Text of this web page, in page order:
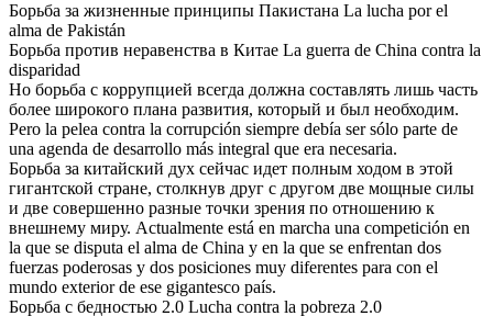
Борьба за жизненные принципы Пакистана La lucha por el
alma de Pakistán
Борьба против неравенства в Китае La guerra de China contra la
disparidad
Но борьба с коррупцией всегда должна составлять лишь часть
более широкого плана развития, который и был необходим.
Pero la pelea contra la corrupción siempre debía ser sólo parte de
una agenda de desarrollo más integral que era necesaria.
Борьба за китайский дух сейчас идет полным ходом в этой
гигантской стране, столкнув друг с другом две мощные силы
и две совершенно разные точки зрения по отношению к
внешнему миру. Actualmente está en marcha una competición en
la que se disputa el alma de China y en la que se enfrentan dos
fuerzas poderosas y dos posiciones muy diferentes para con el
mundo exterior de ese gigantesco país.
Борьба с бедностью 2.0 Lucha contra la pobreza 2.0